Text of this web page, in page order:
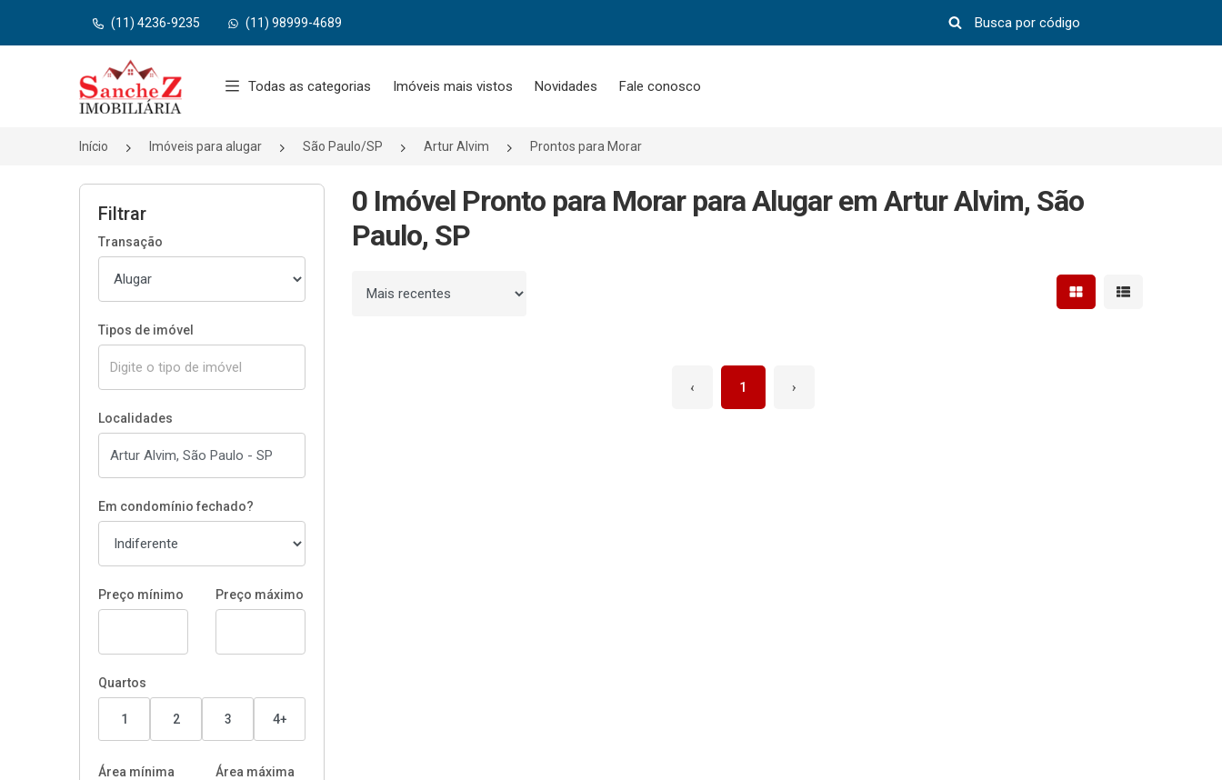
(11) 4236-9235 (11) 98999-4689
Página inicial
Todas as categorias Imóveis mais vistos Novidades Fale conosco
Início Imóveis para alugar São Paulo/SP Artur Alvim Prontos para Morar
Filtrar
Transação
Tipos de imóvel
Localidades
Em condomínio fechado?
Preço mínimo Preço máximo
Quartos
1 2 3 4+
Área mínima Área máxima
0 Imóvel Pronto para Morar para Alugar em Artur Alvim, São
Paulo, SP
Ordenar por Mostrar resultados em
Mostrar
‹ 1 ›